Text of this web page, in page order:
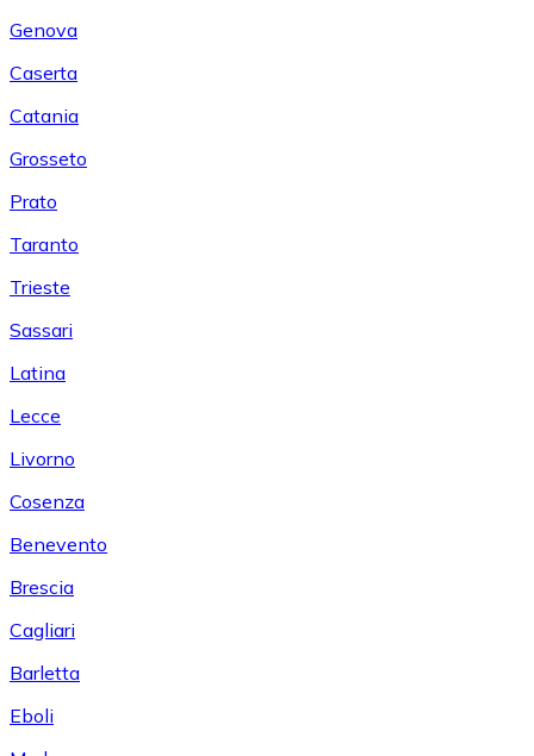
Genova
Caserta
Catania
Grosseto
Prato
Taranto
Trieste
Sassari
Latina
Lecce
Livorno
Cosenza
Benevento
Brescia
Cagliari
Barletta
Eboli